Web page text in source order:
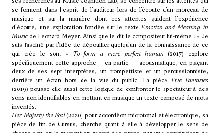
se forment dans l'esprit de l'auditeur lors de l’écoute d’un morceau de
musique et sur la manière dont ces attentes guident l'expérience
d'écoute, une exploration fondée sur le texteEmotion and Meaning in
Music de Leonard Meyer. Ainsi que le dit le compositeur lui-même : « Je
suis fasciné par l'idée de dépouiller quelqu'un de la connaissance de ce
qui crée le son. » To form a more perfect human (2017) explore
spécifiquement cette approche – en partie — acousmatique, en plaçant
deux de ses sept interprètes, un trompettiste et un percussionniste,
derrière un écran hors de la vue du public. La pièce Five Fantasies
(2019) pousse elle aussi cette logique de confronter le spectateur à des
sons non identifiables en mettant en musique un texte composé de mots
inventés.
Her Majesty the Fool(2020) pour accordéon microtonal et électronique, sa
pièce de fin de Cursus, cherche quant à elle à développer le sens de